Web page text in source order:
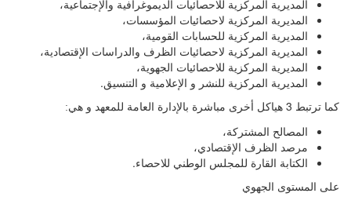
المديرية المركزية للاحصائيات الديموغرافية والإجتماعية،
المديرية المركزية لاحصائيات المؤسسات،
المديرية المركزية للحسابات القومية،
المديرية المركزية لاحصائيات الظرف والدراسات الإقتصادية،
المديرية المركزية للاحصائيات الجهوية،
المديرية المركزية للنشر و الإعلامية و التنسيق.
كما ترتبط 3 هياكل أخرى مباشرة بالإدارة العامة للمعهد و هي
:
المصالح المشتركة،
مرصد الظرف الإقتصادي،
الكتابة القارة للمجلس الوطني للاحصاء.
على المستوى الجهوي